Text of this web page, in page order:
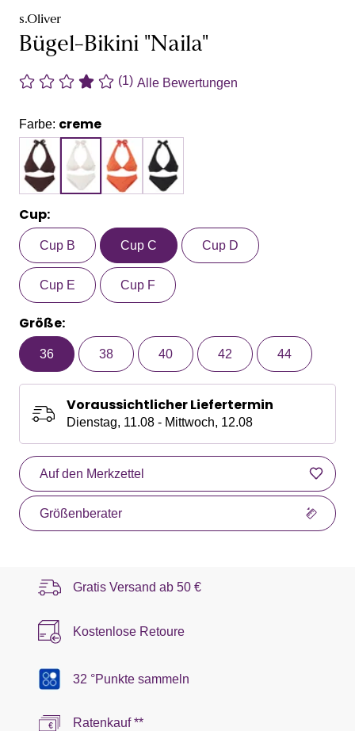
s.Oliver
Bügel-Bikini "Naila"
(1) Alle Bewertungen
Farbe: creme
Cup:
Cup B Cup C Cup D
Cup E Cup F
Größe:
36 38 40 42 44
Voraussichtlicher Liefertermin
Dienstag, 11.08 - Mittwoch, 12.08
Auf den Merkzettel
Größenberater
Gratis Versand ab 50 €
Kostenlose Retoure
32 °Punkte sammeln
Ratenkauf **